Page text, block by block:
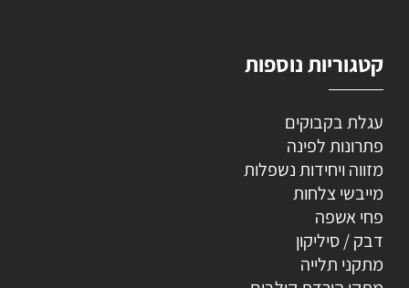
קטגוריות נוספות
עגלת בקבוקים
פתרונות לפינה
מזווה ויחידות נשפלות
מייבשי צלחות
פחי אשפה
דבק / סיליקון
מתקני תלייה